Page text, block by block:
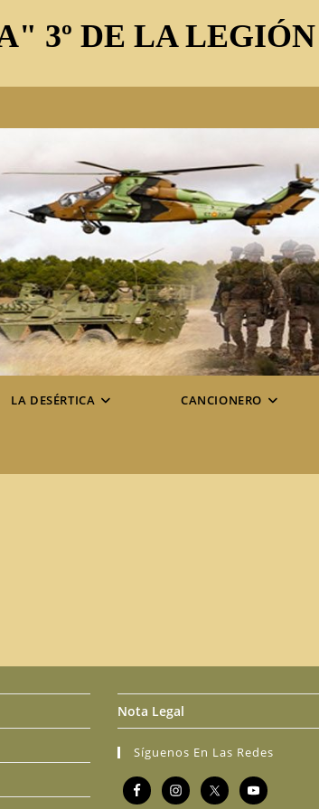
3º DE LA LEGIÓN
LA DESÉRTICA CANCIONERO
Nota Legal
Síguenos En Las Redes